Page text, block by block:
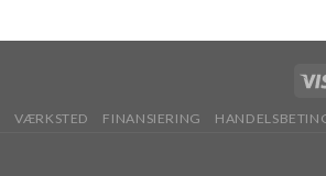
VÆRKSTED FINANSIERING